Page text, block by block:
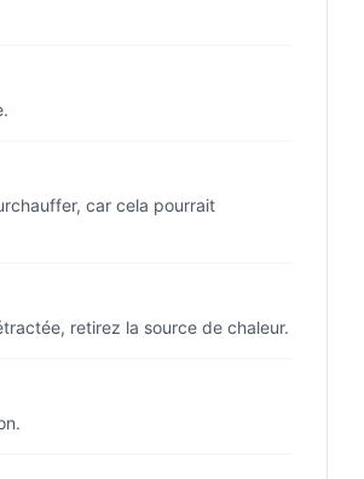
car cela pourrait
retirez la source de chaleur.